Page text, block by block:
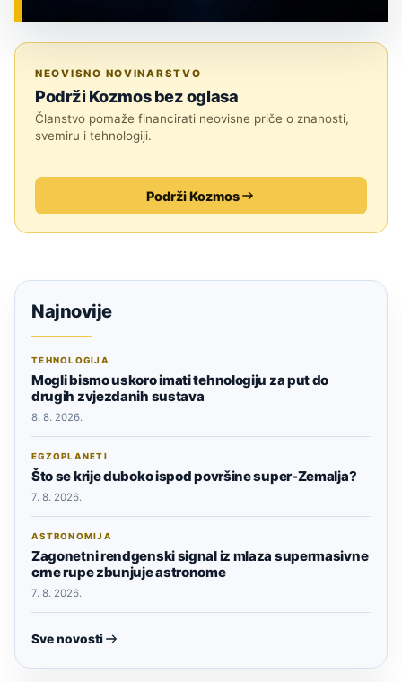
NEOVISNO NOVINARSTVO
Podrži Kozmos bez oglasa
Članstvo pomaže financirati neovisne priče o znanosti,
svemiru i tehnologiji.
Podrži Kozmos
Najnovije
TEHNOLOGIJA
Mogli bismo uskoro imati tehnologiju za put do
drugih zvjezdanih sustava
8. 8. 2026.
EGZOPLANETI
Što se krije duboko ispod površine super-Zemalja?
7. 8. 2026.
ASTRONOMIJA
Zagonetni rendgenski signal iz mlaza supermasivne
crne rupe zbunjuje astronome
7. 8. 2026.
Sve novosti